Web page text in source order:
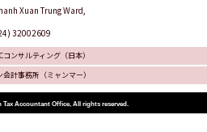
Xuan Trung Ward,
32002609
コンサルティング（日本）
会計事務所（ミャンマー）
Tax Accountant Office, All rights reserved.